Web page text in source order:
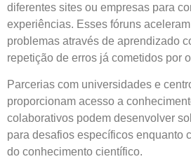
diferentes sites ou empresas para
experiências. Esses fóruns
problemas através de aprendizado
repetição de erros já cometidos por
Parcerias com universidades e
proporcionam acesso a
colaborativos podem desenvolver
para desafios específicos enquanto
do conhecimento científico.